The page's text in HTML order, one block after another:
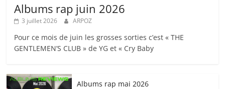
Albums rap juin 2026
3 juillet 2026 ARPOZ
Pour ce mois de juin les grosses sorties c’est « THE
GENTLEMEN’S CLUB » de YG et « Cry Baby
Albums rap mai 2026